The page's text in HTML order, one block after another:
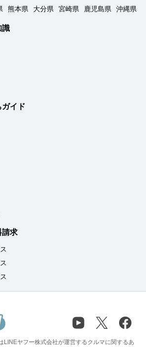
熊本県 大分県 宮崎県 鹿児島県 沖縄県
識
イド
請求
LINEヤフー株式会社が運営するクルマに関するあ